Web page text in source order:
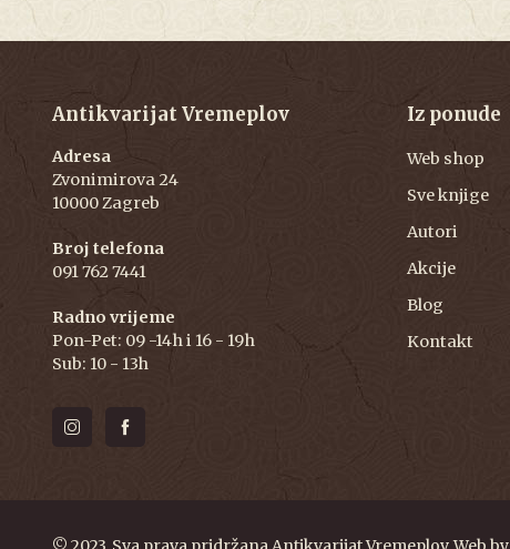
Antikvarijat Vremeplov
Adresa
Zvonimirova 24
10000 Zagreb
Broj telefona
091 762 7441
Radno vrijeme
Pon-Pet: 09 -14h i 16 - 19h
Sub: 10 - 13h
Iz ponude
Web shop
Sve knjige
Autori
Akcije
Blog
Kontakt